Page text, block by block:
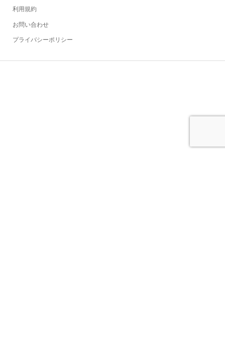
利用規約
お問い合わせ
プライバシーポリシー